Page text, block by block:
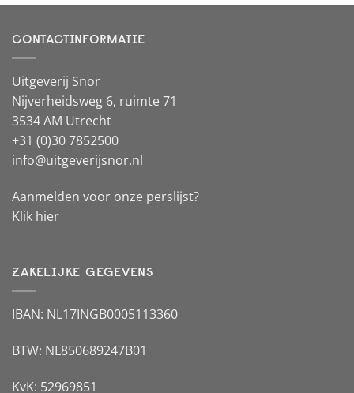
CONTACTINFORMATIE
Uitgeverij Snor
Nijverheidsweg 6, ruimte 71
3534 AM Utrecht
+31 (0)30 7852500
info@uitgeverijsnor.nl
Aanmelden voor onze perslijst?
Klik hier
ZAKELIJKE GEGEVENS
IBAN: NL17INGB0005113360
BTW: NL850689247B01
KvK: 52969851